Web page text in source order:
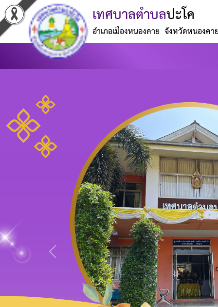
เทศบาลตำบลปะโค
อำเภอเมืองหนองคาย จังหวัดหนองคา
Previous